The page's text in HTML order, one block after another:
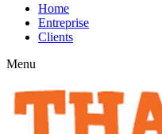
Home
Entreprise
Clients
Menu